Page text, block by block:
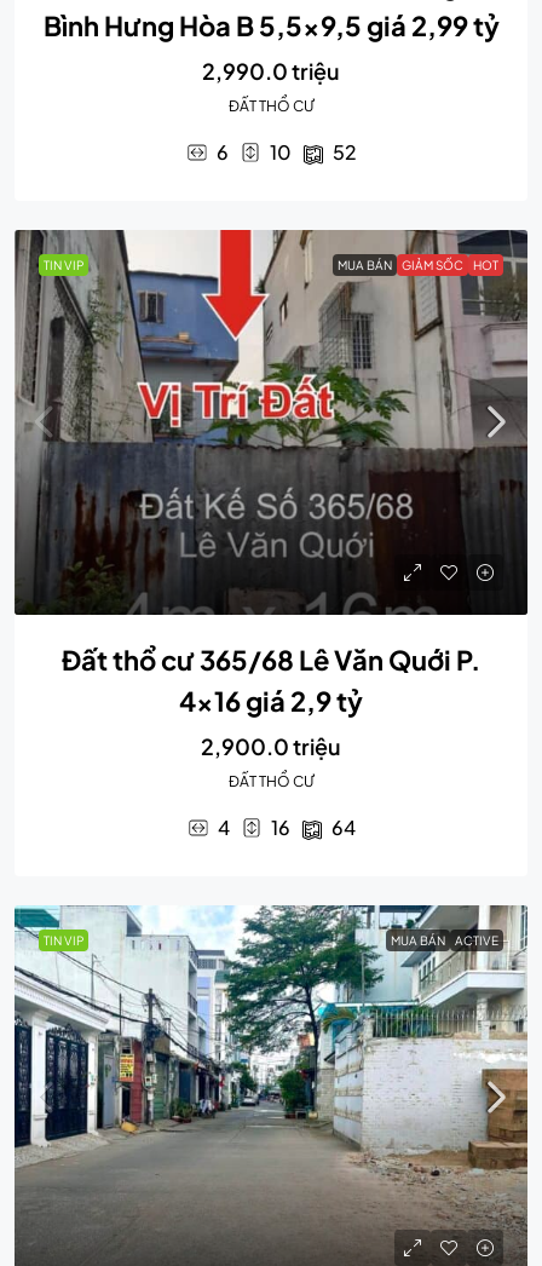
Bình Hưng Hòa B 5,5×9,5 giá 2,99 tỷ
2,990.0 triệu
ĐẤT THỔ CƯ
6 10 52
TIN VIP MUA BÁN GIẢM SỐC HOT
Đất thổ cư 365/68 Lê Văn Quới P.
4×16 giá 2,9 tỷ
2,900.0 triệu
ĐẤT THỔ CƯ
4 16 64
TIN VIP MUA BÁN ACTIVE